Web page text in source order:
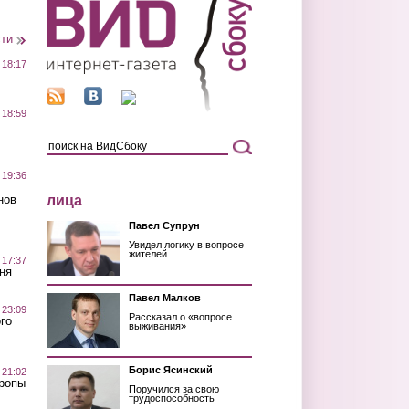
18:17
18:59
19:36
лица
Павел Супрун
Увидел логику в вопросе
жителей
Павел Малков
Рассказал о «вопросе
выживания»
Борис Ясинский
Поручился за свою
трудоспособность